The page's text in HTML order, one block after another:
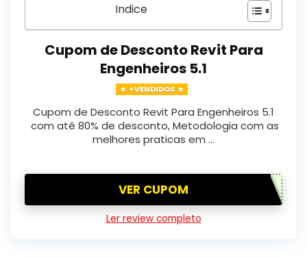
Indice
Cupom de Desconto Revit Para
Engenheiros 5.1
+VENDIDOS
Cupom de Desconto Revit Para Engenheiros 5.1
com até 80% de desconto, Metodologia com as
melhores praticas em …
VER CUPOM
Ler review completo